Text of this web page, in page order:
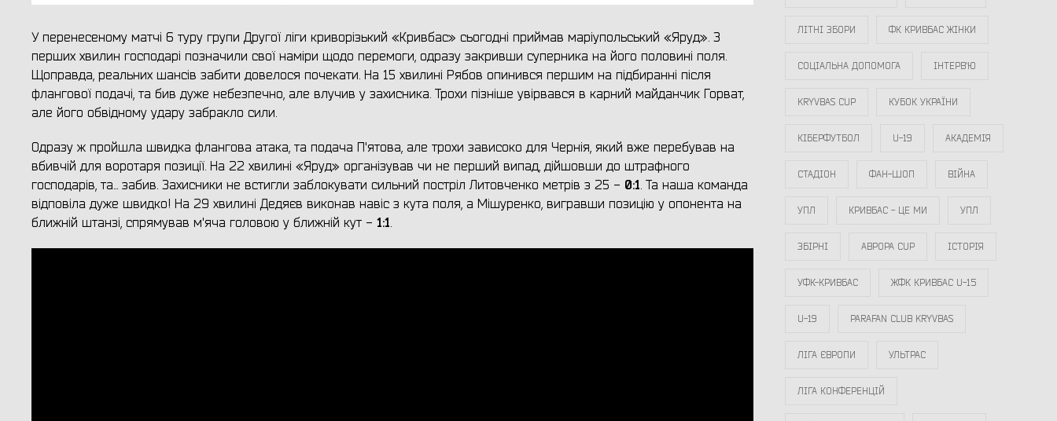
У перенесеному матчі 6 туру групи Другої ліги криворізький «Кривбас» сьогодні приймав маріупольський «Яруд». З
перших хвилин господарі позначили свої наміри щодо перемоги, одразу закривши суперника на його половині поля.
Щоправда, реальних шансів забити довелося почекати. На 15 хвилині Рябов опинився першим на підбиранні після
флангової подачі, та бив дуже небезпечно, але влучив у захисника. Трохи пізніше увірвався в карний майданчик Горват,
але його обвідному удару забракло сили.
Одразу ж пройшла швидка флангова атака, та подача П'ятова, але трохи зависоко для Чернія, який вже перебував на
вбивчій для воротаря позиції. На 22 хвилині «Яруд» організував чи не перший випад, дійшовши до штрафного
господарів, та... забив. Захисники не встигли заблокувати сильний постріл Литовченко метрів з 25 - 0:1. Та наша команда
відповіла дуже швидко! На 29 хвилині Дедяєв виконав навіс з кута поля, а Мішуренко, вигравши позицію у опонента на
ближній штанзі, спрямував м'яча головою у ближній кут - 1:1.
ЛІТНІ ЗБОРИ ФК КРИВБАС ЖІНКИ
СОЦІАЛЬНА ДОПОМОГА ІНТЕРВ`Ю
KRYVBAS CUP КУБОК УКРАЇНИ
КІБЕРФУТБОЛ U-19 АКАДЕМІЯ
СТАДІОН ФАН-ШОП ВІЙНА
УПЛ КРИВБАС - ЦЕ МИ УПЛ
ЗБІРНІ АВРОРА CUP ІСТОРІЯ
УФК-КРИВБАС ЖФК КРИВБАС U-15
U-19 PARAFAN CLUB KRYVBAS
ЛІГА ЄВРОПИ УЛЬТРАС
ЛІГА КОНФЕРЕНЦІЙ